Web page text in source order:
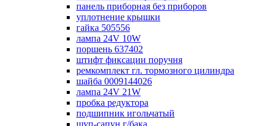
панель приборная без приборов
уплотнение крышки
гайка 505556
лампа 24V 10W
поршень 637402
штифт фиксации поручня
ремкомплект гл. тормозного цилиндра
шайба 0009144026
лампа 24V 21W
пробка редуктора
подшипник игольчатый
щуп-сапун г/бака